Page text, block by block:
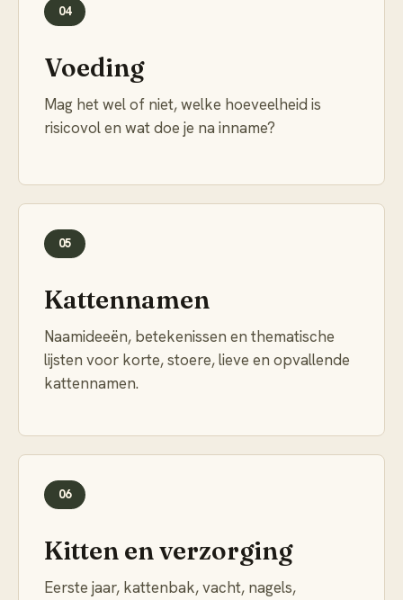
04
Voeding
Mag het wel of niet, welke hoeveelheid is
risicovol en wat doe je na inname?
05
Kattennamen
Naamideeën, betekenissen en thematische
lijsten voor korte, stoere, lieve en opvallende
kattennamen.
06
Kitten en verzorging
Eerste jaar, kattenbak, vacht, nagels,